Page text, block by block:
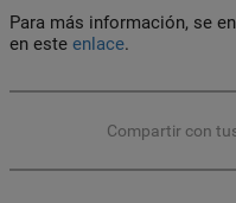
Para más información, se
en este enlace.
Compartir con